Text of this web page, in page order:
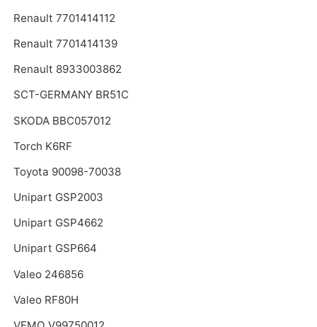
Renault 7701414112
Renault 7701414139
Renault 8933003862
SCT-GERMANY BR51C
SKODA BBC057012
Torch K6RF
Toyota 90098-70038
Unipart GSP2003
Unipart GSP4662
Unipart GSP664
Valeo 246856
Valeo RF80H